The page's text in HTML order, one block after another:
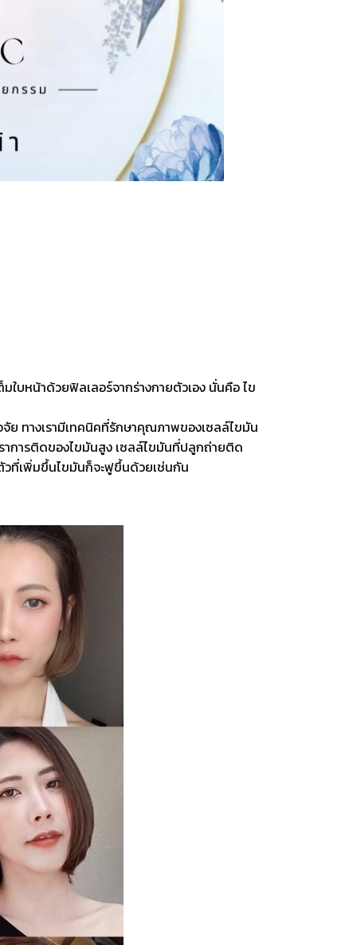
ใบหน้าด้วยฟิลเลอร์จากร่างกายตัวเอง นั่นคือ ไข
ทางเรามีเทคนิคที่รักษาคุณภาพของเซลล์ไขมัน
การติดของไขมันสูง เซลล์ไขมันที่ปลูกถ่ายติด
วที่เพิ่มขึ้นไขมันก็จะฟูขึ้นด้วยเช่นกัน